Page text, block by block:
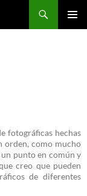
fotográficas hechas
orden, como mucho
punto en común y
creo que pueden
de diferentes